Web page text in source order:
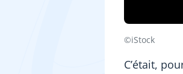
©iStock
C’était,